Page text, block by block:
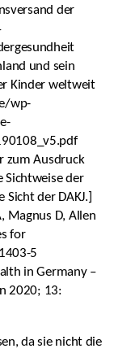
der
und sein
Kinder weltweit
wp-
zum Ausdruck
Sichtweise der
der DAKJ.]
Magnus D, Allen
for
5
in Germany –
2020; 13:
da sie nicht die